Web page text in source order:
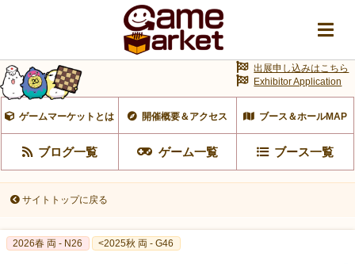
ゲームマーケットとは 開催概要＆アクセス ブース＆ホールMAP
ブログ一覧 ゲーム一覧 ブース一覧
出展申し込みはこちら
Exhibitor Application
サイトトップに戻る
2026春 両 - N26 <2025秋 両 - G46